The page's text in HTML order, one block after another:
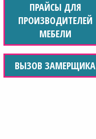
ПРАЙСЫ ДЛЯ
ПРОИЗВОДИТЕЛЕЙ
МЕБЕЛИ
ВЫЗОВ ЗАМЕРЩИКА